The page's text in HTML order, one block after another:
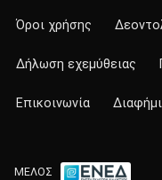
Όροι χρήσης
Δήλωση εχεμύθειας
Επικοινωνία
ΜΕΛΟΣ